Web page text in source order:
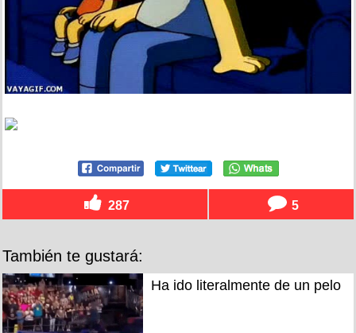
287 5
También te gustará:
Ha ido literalmente de un pelo